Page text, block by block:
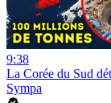
9:38
La Corée du Sud
Sympa